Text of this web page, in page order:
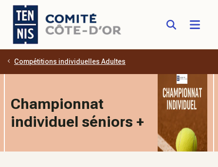
Aller au contenu principal
Compétitions individuelles Adultes
Championnat
individuel séniors +